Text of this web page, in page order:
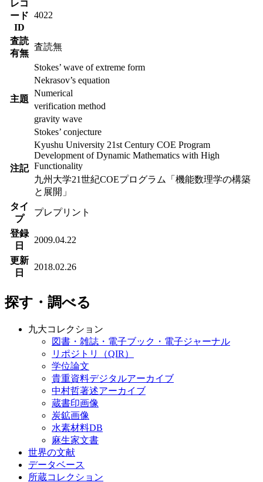
レコ
ード
ID
4022
査読
有無
査読無
主題
Stokes’ wave of extreme form
Nekrasov’s equation
Numerical
verification method
gravity wave
Stokes’ conjecture
注記
Kyushu University 21st Century COE Program
Development of Dynamic Mathematics with High
Functionality
九州大学21世紀COEプログラム「機能数理学の構築
と展開」
タイ
プ
プレプリント
登録
日
2009.04.22
更新
日
2018.02.26
探す・調べる
九大コレクション
図書・雑誌・電子ブック・電子ジャーナル
リポジトリ（QIR）
学位論文
貴重資料デジタルアーカイブ
中村哲著述アーカイブ
蔵書印画像
炭鉱画像
水素材料DB
麻生家文書
世界の文献
データベース
所蔵コレクション